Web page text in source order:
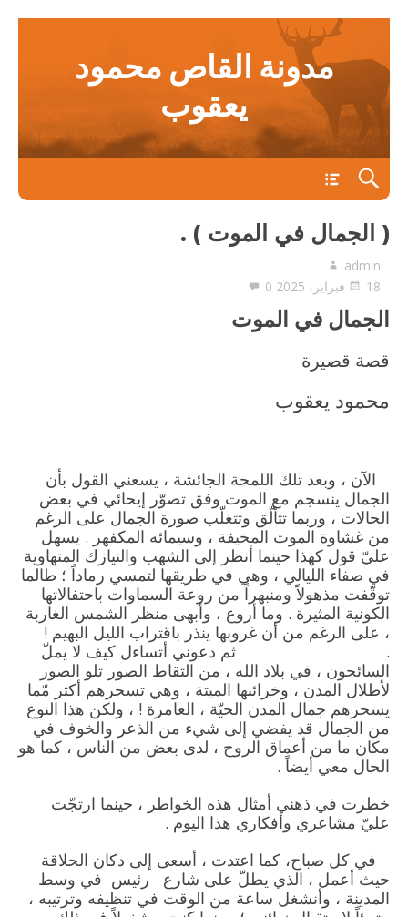
مدونة القاص محمود
يعقوب
main
( الجمال في الموت ) .
admin
18 فبراير، 2025
0
الجمال في الموت
قصة قصيرة
محمود يعقوب
الآن ، وبعد تلك اللمحة الجائشة ، يسعني القول بأن
الجمال ينسجم مع الموت وفق تصوّر إيحائي في بعض
الحالات ، وربما تتألّق وتتغلّب صورة الجمال على الرغم
من غشاوة الموت المخيفة ، وسيمائه المكفهر . يسهل
عليّ قول كهذا حينما أنظر إلى الشهب والنيازك المتهاوية
في صفاء الليالي ، وهي في طريقها لتمسي رماداً ؛ طالما
توقّفت مذهولاً ومنبهراً من روعة السماوات باحتفالاتها
الكونية المثيرة . وما أروع ، وأبهى منظر الشمس الغاربة
، على الرغم من أن غروبها ينذر باقتراب الليل البهيم !
. ثم دعوني أتساءل كيف لا يملّ
السائحون ، في بلاد الله ، من التقاط الصور تلو الصور
لأطلال المدن ، وخرائبها الميتة ، وهي تسحرهم أكثر مّما
يسحرهم جمال المدن الحيّة ، العامرة ! ، ولكن هذا النوع
من الجمال قد يفضي إلى شيء من الذعر والخوف في
مكان ما من أعماق الروح ، لدى بعض من الناس ، كما هو
الحال معي أيضاً .
خطرت في ذهني أمثال هذه الخواطر ، حينما ارتجّت
عليّ مشاعري وأفكاري هذا اليوم .
في كل صباح، كما اعتدت ، أسعى إلى دكان الحلاقة
حيث أعمل ، الذي يطلّ على شارع رئيس في وسط
المدينة ، وأنشغل ساعة من الوقت في تنظيفه وترتيبه ،